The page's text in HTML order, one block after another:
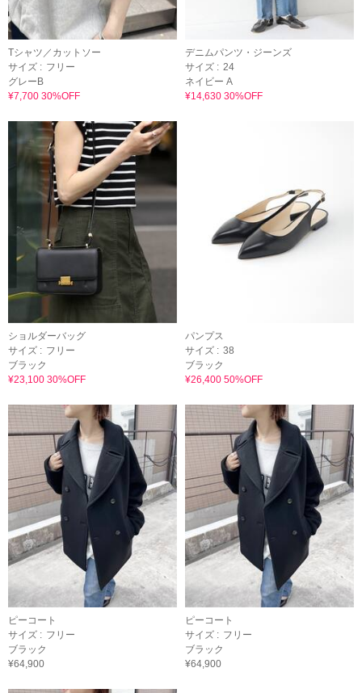
Tシャツ／カットソー
サイズ : フリー
グレーB
¥7,700 30%OFF
デニムパンツ・ジーンズ
サイズ : 24
ネイビー A
¥14,630 30%OFF
ショルダーバッグ
サイズ : フリー
ブラック
¥23,100 30%OFF
パンプス
サイズ : 38
ブラック
¥26,400 50%OFF
ピーコート
サイズ : フリー
ブラック
¥64,900
ピーコート
サイズ : フリー
ブラック
¥64,900